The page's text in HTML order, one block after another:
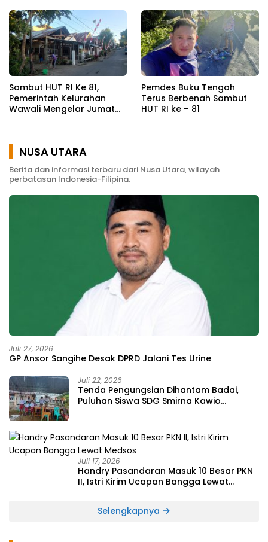
Kesehatan
Sambut HUT RI Ke 81,
Pemerintah Kelurahan
Wawali Mengelar Jumat
Pemdes Buku Tengah
Terus Berbenah Sambut
HUT RI ke – 81
NUSA UTARA
Berita dan informasi terbaru dari Nusa Utara, wilayah
perbatasan Indonesia-Filipina.
Juli 27, 2026
GP Ansor Sangihe Desak DPRD Jalani Tes Urine
Juli 22, 2026
Tenda Pengungsian Dihantam Badai,
Puluhan Siswa SDG Smirna Kawio
Juli 17, 2026
Handry Pasandaran Masuk 10 Besar PKN
II, Istri Kirim Ucapan Bangga Lewat
Selengkapnya